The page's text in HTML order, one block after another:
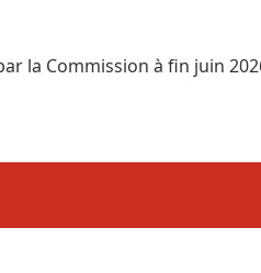
la Commission à fin juin